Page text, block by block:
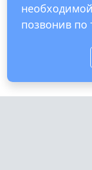
позвонив по